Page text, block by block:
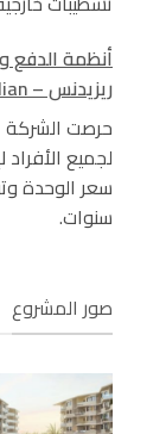
أنظمة الدفع
ريزيدنس – The Median
حرصت الشركة
سنوات.
صور المشروع